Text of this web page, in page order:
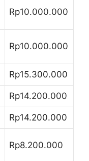
Rp10.000.000
Rp10.000.000
Rp15.300.000
Rp14.200.000
Rp14.200.000
Rp8.200.000